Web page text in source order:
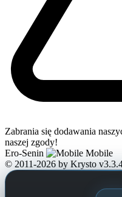
Zabrania się dodawania
naszej zgody!
Ero-Senin
Mobile
© 2011-2026 by Krysto